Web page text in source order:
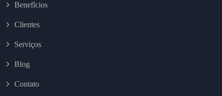
Benefícios
Clientes
Serviços
Blog
Contato